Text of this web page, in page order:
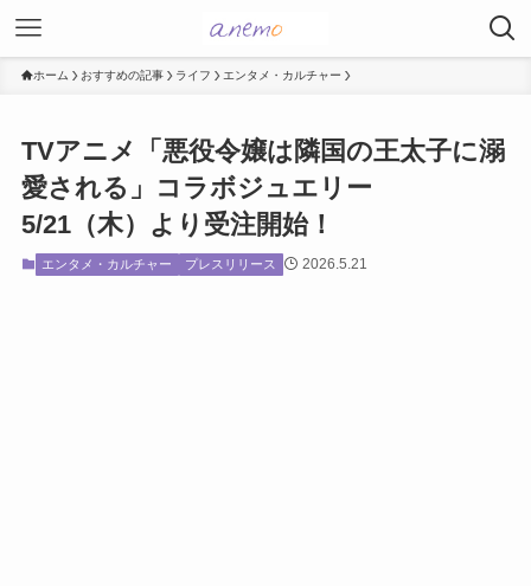
ホーム おすすめの記事 ライフ エンタメ・カルチャー
TVアニメ「悪役令嬢は隣国の王太子に溺
愛される」コラボジュエリー
5/21（木）より受注開始！
エンタメ・カルチャー プレスリリース 2026.5.21